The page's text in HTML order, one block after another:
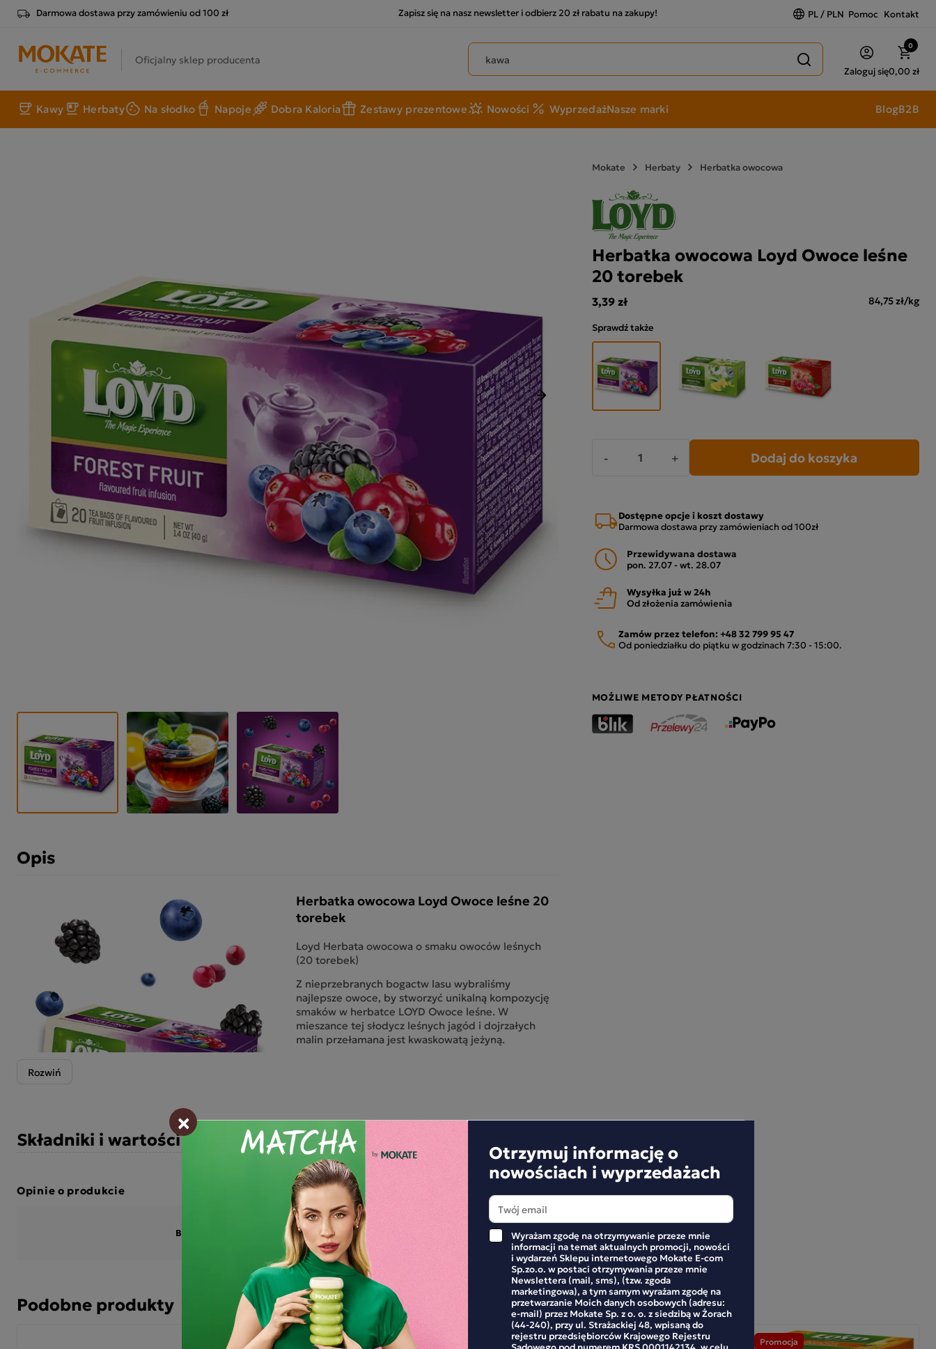
Darmowa dostawa przy zamówieniu od 100 zł Zapisz się na nasz newsletter i odbierz 20 zł rabatu na zakupy! PL / PLN Pomoc Kontakt
Oficjalny sklep producenta Szukaj produktów
Zaloguj się
0
0,00 zł
Kawy Herbaty Na słodko Napoje Dobra Kaloria Zestawy prezentowe Nowości WyprzedażNasze marki BlogB2B
Następny
Mokate Herbaty Herbatka owocowa
Herbatka owocowa Loyd Owoce leśne
20 torebek
3,39 zł 84,75 zł/kg
Sprawdź także
- + Dodaj do koszyka
Dostępne opcje i koszt dostawy
Darmowa dostawa przy zamówieniach od 100zł
Przewidywana dostawa
pon. 27.07 - wt. 28.07
Wysyłka już w 24h
Od złożenia zamówienia
Zamów przez telefon:+48 32 799 95 47
Od poniedziałku do piątku w godzinach 7:30 - 15:00.
MOŻLIWE METODY PŁATNOŚCI
Opis
Herbatka owocowa Loyd Owoce leśne 20
torebek
Loyd Herbata owocowa o smaku owoców leśnych
(20 torebek)
Z nieprzebranych bogactw lasu wybraliśmy
najlepsze owoce, by stworzyć unikalną kompozycję
smaków w herbatce LOYD Owoce leśne. W
mieszance tej słodycz leśnych jagód i dojrzałych
malin przełamana jest kwaskowatą jeżyną.
Loyd Herbata owocowa o smaku owoców leśnych
Ostrzeżenie dotyczące bezpieczeństwa: Zawiera
lukrecję – chorzy na nadciśnienie powinni unikać
nadmiernego spożycia.
Składniki: kwiat hibiskusa, owoc jabłka, owoc aronii
10%, owoc żurawiny 6%, korzeń lukrecji 5%, owoc
jeżyny 3%, sok z czarnej porzeczki w proszku 1%,
owoc borówki czernicy 1%, regulator kwasowości –
kwas jabłkowy.
Składniki i wartości odżywcze
Opinie o produkcie
BĄDŹ PIERWSZYM KTÓRY NAPISZE RECENZJĘ
Podobne produkty
Wyprzedaż! Promocja Promocja Promocja Promocja
×
Otrzymuj informację o
nowościach i wyprzedażach
Wyrażam zgodę na otrzymywanie przeze mnie
informacji na temat aktualnych promocji, nowości
i wydarzeń Sklepu internetowego Mokate E-com
Sp.zo.o. w postaci otrzymywania przeze mnie
Newslettera (mail, sms), (tzw. zgoda
marketingowa), a tym samym wyrażam zgodę na
przetwarzanie Moich danych osobowych (adresu:
e-mail) przez Mokate Sp. z o. o. z siedzibą w Żorach
(44-240), przy ul. Strażackiej 48, wpisaną do
rejestru przedsiębiorców Krajowego Rejestru